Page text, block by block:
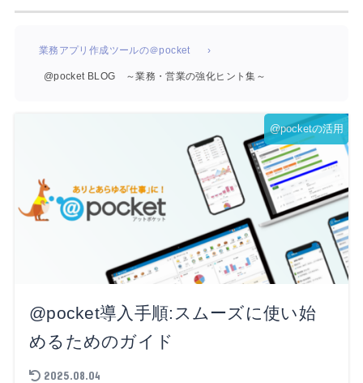
業務アプリ作成ツールの＠pocket
@pocket BLOG ～業務・営業の強化ヒント集～
@pocketの活用
@pocket導入手順:スムーズに使い始
めるためのガイド
2025.08.04